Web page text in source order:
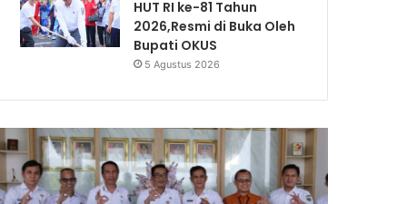
HUT RI ke-81 Tahun
2026,Resmi di Buka Oleh
Bupati OKUS
5 Agustus 2026
Niaga
Kilang